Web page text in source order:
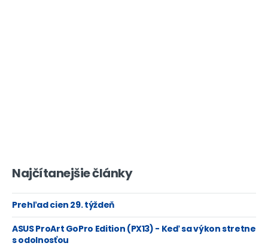
Najčítanejšie články
Prehľad cien 29. týždeň
ASUS ProArt GoPro Edition (PX13) - Keď sa výkon stretne
s odolnosťou